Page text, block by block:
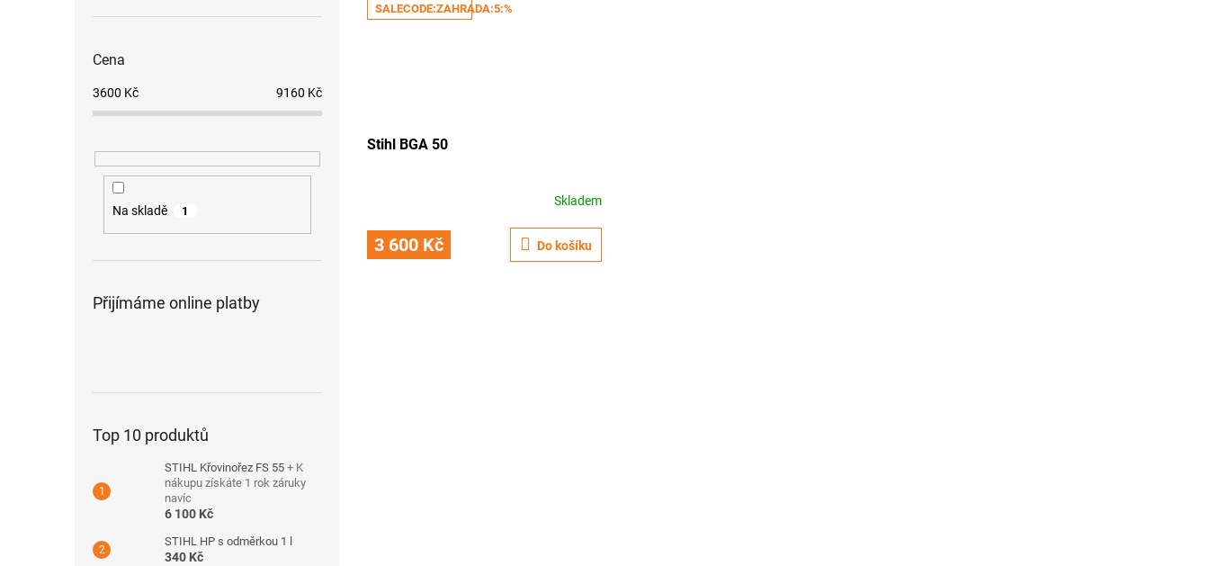
Cena
3600 Kč 9160 Kč
Na skladě 1
Přijímáme online platby
Top 10 produktů
STIHL Křovinořez FS 55 + K
nákupu získáte 1 rok záruky
navíc
6 100 Kč
STIHL HP s odměrkou 1 l
340 Kč
SALECODE:ZAHRADA:5:%
Stihl BGA 50
Skladem
3 600 Kč Do košíku